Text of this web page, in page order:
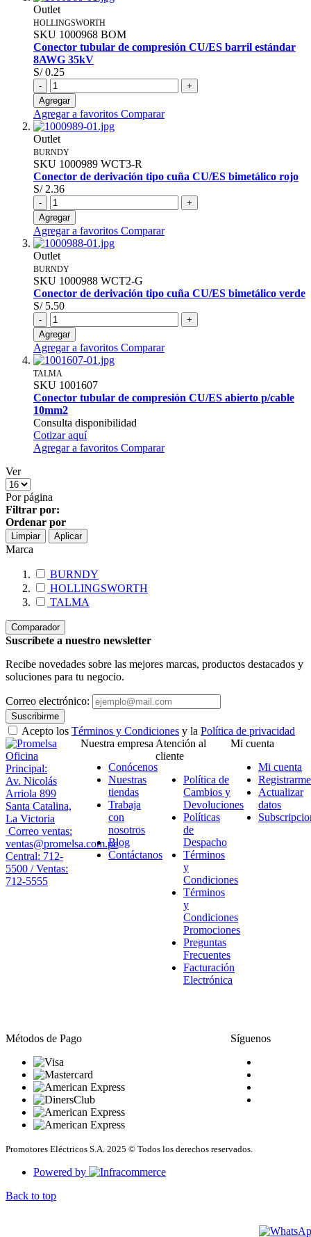
Outlet
HOLLINGSWORTH
SKU 1000968 BOM
Conector tubular de compresión CU/ES barril estándar
8AWG 35kV
S/ 0.25
-
+
Agregar
Agregar a favoritos Comparar
Outlet
BURNDY
SKU 1000989 WCT3-R
Conector de derivación tipo cuña CU/ES bimetálico rojo
S/ 2.36
-
+
Agregar
Agregar a favoritos Comparar
Outlet
BURNDY
SKU 1000988 WCT2-G
Conector de derivación tipo cuña CU/ES bimetálico verde
S/ 5.50
-
+
Agregar
Agregar a favoritos Comparar
TALMA
SKU 1001607
Conector tubular de compresión CU/ES abierto p/cable
10mm2
Consulta disponibilidad
Cotizar aquí
Agregar a favoritos Comparar
Ver
Por página
Filtrar por:
Ordenar por
Limpiar Aplicar
Marca
BURNDY
HOLLINGSWORTH
TALMA
Comparador
Suscríbete a nuestro newsletter
Recibe novedades sobre las mejores marcas, productos destacados y
soluciones para tu negocio.
Correo electrónico:
Suscribirme
Acepto los Términos y Condiciones y la Política de privacidad
Oficina
Principal:
Av. Nicolás
Arriola 899
Santa Catalina,
La Victoria
Correo ventas:
ventas@promelsa.com.pe
Central: 712-
5500 / Ventas:
712-5555
Nuestra empresa
Conócenos
Nuestras
tiendas
Trabaja
con
nosotros
Blog
Contáctanos
Atención al
cliente
Política de
Cambios y
Devoluciones
Políticas
de
Despacho
Términos
y
Condiciones
Términos
y
Condiciones
Promociones
Preguntas
Frecuentes
Facturación
Electrónica
Mi cuenta
Mi cuenta
Registrarme
Actualizar
datos
Métodos de Pago Síguenos
Promotores Eléctricos S.A. 2025 © Todos los derechos reservados.
Powered by
Back to top